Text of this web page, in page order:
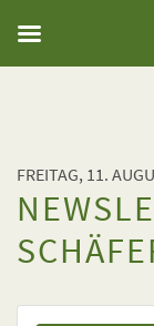
FREITAG, 11.